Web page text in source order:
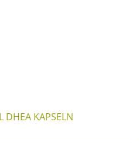
DHEA KAPSELN